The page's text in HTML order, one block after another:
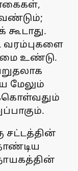
உண்டு.
மேலும்
சட்டத்தின்